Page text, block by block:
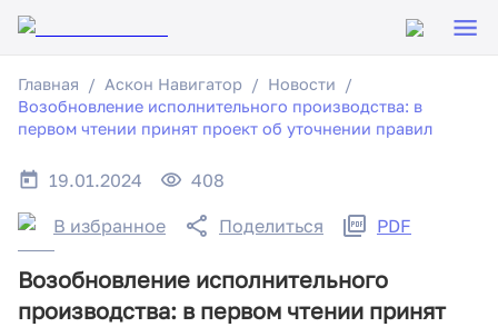
Главная Аскон Навигатор
Новости
Возобновление исполнительного производства: в
первом чтении принят проект об уточнении правил
19.01.2024 408
В избранное Поделиться PDF
Возобновление исполнительного
производства: в первом чтении принят